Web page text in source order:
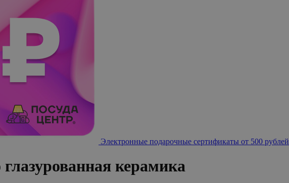
Электронные подарочные сертификаты от 500 рублей
керамика